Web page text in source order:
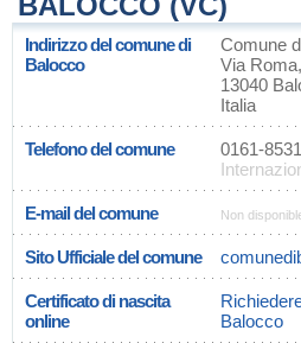
Indirizzo del comune di
Balocco
Comune
Via
13040
Italia
Telefono del comune
0161-
E-mail del comune Non
Sito Ufficiale del comune
Certificato di nascita
online
Balocco